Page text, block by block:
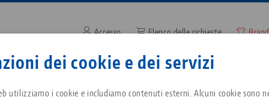
dei cookie e dei servizi
utilizziamo i cookie e includiamo contenuti esterni. Alcuni cookie sono
Servizio
Accesso Elenco delle richieste
Inserire il termine di ricerca